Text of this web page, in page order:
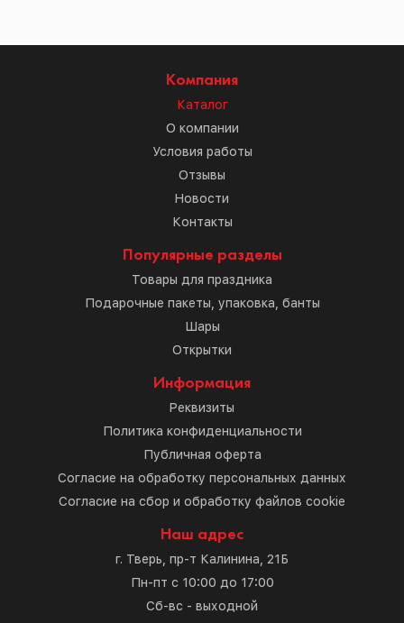
Компания
Каталог
О компании
Условия работы
Отзывы
Новости
Контакты
Популярные разделы
Товары для праздника
Подарочные пакеты, упаковка, банты
Шары
Открытки
Информация
Реквизиты
Политика конфиденциальности
Публичная оферта
Согласие на обработку персональных данных
Согласие на сбор и обработку файлов cookie
Наш адрес
г. Тверь, пр-т Калинина, 21Б
Пн-пт с 10:00 до 17:00
Сб-вс - выходной